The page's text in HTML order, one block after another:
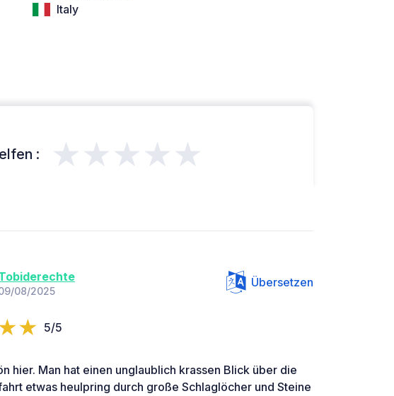
Italy
: ★★★★★
08/2025
Übersetzen
5/5
hier. Man hat einen unglaublich krassen Blick über die
etwas heulpring durch große Schlaglöcher und Steine